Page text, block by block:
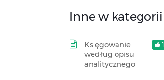
Inne w kategorii
Księgowanie
według opisu
analitycznego
1